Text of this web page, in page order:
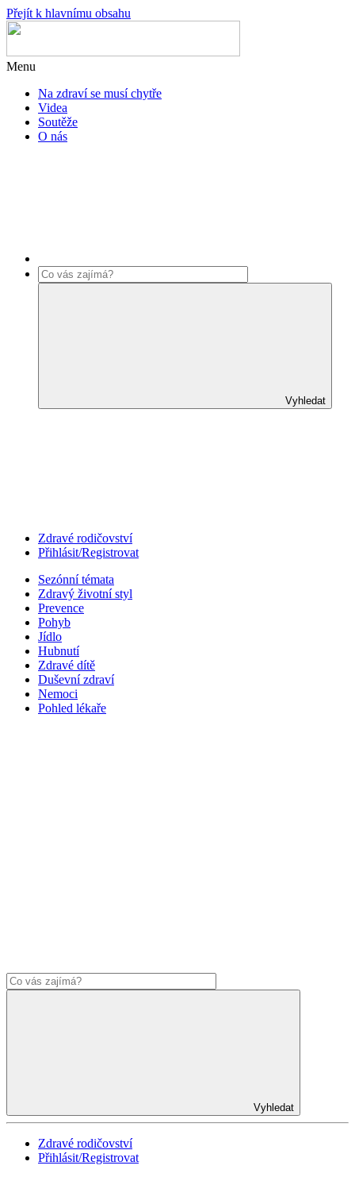
Přejít k hlavnímu obsahu
Menu
Na zdraví se musí chytře
Videa
Soutěže
O nás
Vyhledat
Zdravé rodičovství
Přihlásit/Registrovat
Sezónní témata
Zdravý životní styl
Prevence
Pohyb
Jídlo
Hubnutí
Zdravé dítě
Duševní zdraví
Nemoci
Pohled lékaře
Vyhledat
Zdravé rodičovství
Přihlásit/Registrovat